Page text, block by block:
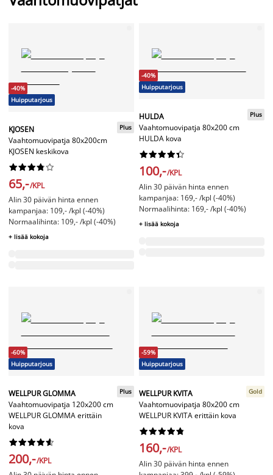
-40%
Huipputarjous
KJOSEN
Vaahtomuovipatja 80x200cm
KJOSEN keskikova
Plus






65,-/KPL
Alin 30 päivän hinta ennen
kampanjaa: 109,- /kpl (-40%)
Normaalihinta: 109,- /kpl (-40%)
+ lisää kokoja
-40%
Huipputarjous
HULDA
Vaahtomuovipatja 80x200 cm
HULDA kova
Plus






100,-/KPL
Alin 30 päivän hinta ennen
kampanjaa: 169,- /kpl (-40%)
Normaalihinta: 169,- /kpl (-40%)
+ lisää kokoja
-60%
Huipputarjous
WELLPUR GLOMMA
Vaahtomuovipatja 120x200 cm
WELLPUR GLOMMA erittäin
kova
Plus






200,-/KPL
-59%
Huipputarjous
WELLPUR KVITA
Vaahtomuovipatja 80x200 cm
WELLPUR KVITA erittäin kova
Gold






160,-/KPL
Alin 30 päivän hinta ennen